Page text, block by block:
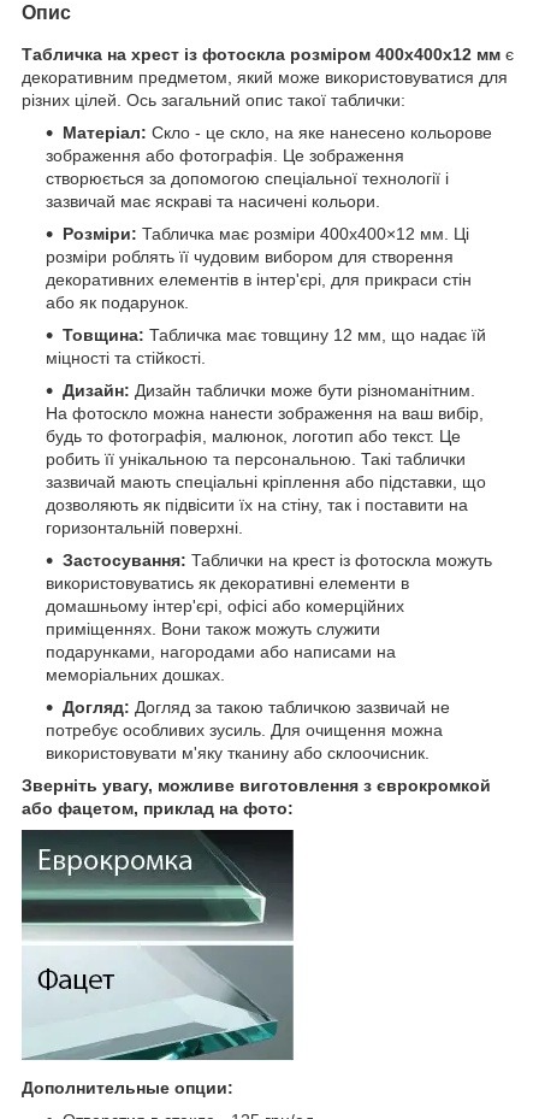
Опис
Табличка на хрест із фотоскла розміром 400х400x12 мм є
декоративним предметом, який може використовуватися для
різних цілей. Ось загальний опис такої таблички:
Матеріал: Скло - це скло, на яке нанесено кольорове
зображення або фотографія. Це зображення
створюється за допомогою спеціальної технології і
зазвичай має яскраві та насичені кольори.
Розміри: Табличка має розміри 400х400×12 мм. Ці
розміри роблять її чудовим вибором для створення
декоративних елементів в інтер'єрі, для прикраси стін
або як подарунок.
Товщина: Табличка має товщину 12 мм, що надає їй
міцності та стійкості.
Дизайн: Дизайн таблички може бути різноманітним.
На фотоскло можна нанести зображення на ваш вибір,
будь то фотографія, малюнок, логотип або текст. Це
робить її унікальною та персональною. Такі таблички
зазвичай мають спеціальні кріплення або підставки, що
дозволяють як підвісити їх на стіну, так і поставити на
горизонтальній поверхні.
Застосування: Таблички на крест із фотоскла можуть
використовуватись як декоративні елементи в
домашньому інтер'єрі, офісі або комерційних
приміщеннях. Вони також можуть служити
подарунками, нагородами або написами на
меморіальних дошках.
Догляд: Догляд за такою табличкою зазвичай не
потребує особливих зусиль. Для очищення можна
використовувати м'яку тканину або склоочисник.
Зверніть увагу, можливе виготовлення з єврокромкой
або фацетом, приклад на фото:
Дополнительные опции: